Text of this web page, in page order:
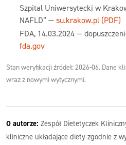
Szpital Uniwersytecki w
NAFLD” — su.krakow.pl (PDF)
FDA, 14.03.2024 —
fda.gov
Stan weryfikacji źródeł: 2026-06. Dane
wraz z nowymi wytycznymi.
O autorze: Zespół Dietetyczek
kliniczne układające diety zgodnie z